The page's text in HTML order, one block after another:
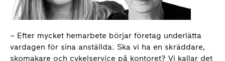
– Efter mycket hemarbete börjar företag underlätta
vardagen för sina anställda. Ska vi ha en skräddare,
skomakare och cykelservice på kontoret? Vi kallar det